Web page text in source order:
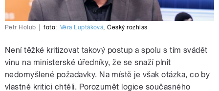
Petr Holub foto: Věra Luptáková,Český rozhlas
Není těžké kritizovat takový postup a spolu s tím svádět
vinu na ministerské úředníky, že se snaží plnit
nedomyšlené požadavky. Na místě je však otázka, co by
vlastně kritici chtěli. Porozumět logice současného